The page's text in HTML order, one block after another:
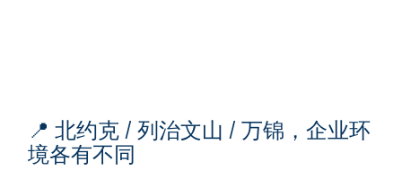
📍 北约克 / 列治文山 / 万锦，企业环
境各有不同